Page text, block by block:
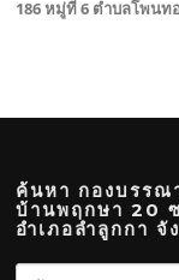
186 หมู่ที่ 6 ตำบลโพนท
ค้นหา กองบรรณ
บ้านพฤกษา 20
อำเภอลำลูกกา
ค้นหา